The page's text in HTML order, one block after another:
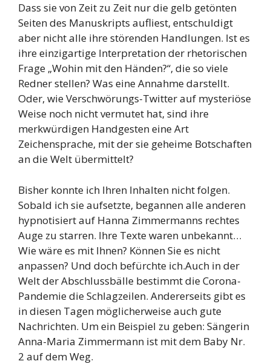
Dass sie von Zeit zu Zeit nur die gelb getönten
Seiten des Manuskripts aufliest, entschuldigt
aber nicht alle ihre störenden Handlungen. Ist es
ihre einzigartige Interpretation der rhetorischen
Frage „Wohin mit den Händen?“, die so viele
Redner stellen? Was eine Annahme darstellt.
Oder, wie Verschwörungs-Twitter auf mysteriöse
Weise noch nicht vermutet hat, sind ihre
merkwürdigen Handgesten eine Art
Zeichensprache, mit der sie geheime Botschaften
an die Welt übermittelt?
Bisher konnte ich Ihren Inhalten nicht folgen.
Sobald ich sie aufsetzte, begannen alle anderen
hypnotisiert auf Hanna Zimmermanns rechtes
Auge zu starren. Ihre Texte waren unbekannt…
Wie wäre es mit Ihnen? Können Sie es nicht
anpassen? Und doch befürchte ich.Auch in der
Welt der Abschlussbälle bestimmt die Corona-
Pandemie die Schlagzeilen. Andererseits gibt es
in diesen Tagen möglicherweise auch gute
Nachrichten. Um ein Beispiel zu geben: Sängerin
Anna-Maria Zimmermann ist mit dem Baby Nr.
2 auf dem Weg.